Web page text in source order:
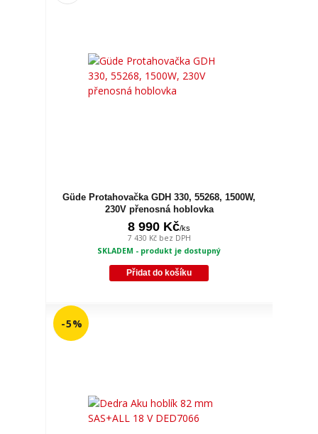
Güde Protahovačka GDH 330, 55268, 1500W,
230V přenosná hoblovka
8 990 Kč/ks
7 430 Kč bez DPH
SKLADEM - produkt je dostupný
Přidat do košíku
- 5 %